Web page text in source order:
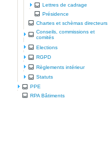
Lettres de cadrage
Présidence
Chartes et schèmas directeurs
Conseils, commissions et
comités
Elections
RGPD
Règlements intérieur
Statuts
PPE
RPA Bâtiments